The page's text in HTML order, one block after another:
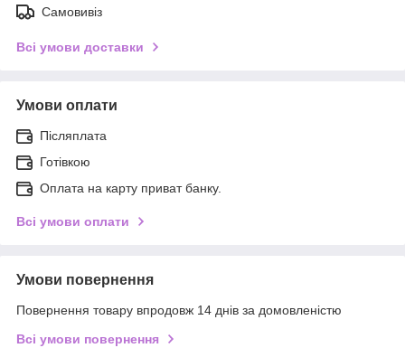
Самовивіз
Всі умови доставки
Умови оплати
Післяплата
Готівкою
Оплата на карту приват банку.
Всі умови оплати
Умови повернення
Повернення товару впродовж 14 днів за домовленістю
Всі умови повернення